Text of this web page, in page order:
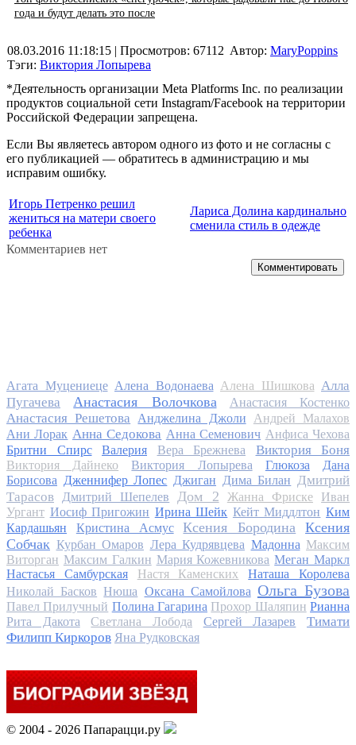
года и будут делать это после
08.03.2016 11:18:15 | Просмотров: 67112
Тэги: Виктория Лопырева
Автор: MaryPoppins
*Деятельность организации Meta Platforms Inc. по реализации
продуктов социальной сети Instagram/Facebook на территории
Российской Федерации запрещена.
Если Вы являетесь автором одного из фото и не согласны с
его публикацией — обратитесь в администрацию и мы
исправим ошибку.
Игорь Петренко решил
жениться на матери своего
ребенка
Лариса Долина кардинально
сменила стиль в одежде
Комментариев нет
Комментировать
Агата Муцениеце Алена Водонаева Алена Шишкова Алла
Пугачева
Анастасия Волочкова Анастасия Костенко
Анастасия Решетова Анджелина Джоли
Андрей Малахов
Ани Лорак Анна Седокова Анна Семенович Анфиса Чехова
Бритни Спирс
Валерия Вера Брежнева Виктория Боня
Виктория Дайнеко Виктория Лопырева Глюкоза
Дана
Борисова Дженнифер Лопес Джиган Дима Билан
Дмитрий
Тарасов
Дмитрий Шепелев Дом 2 Жанна Фриске
Иван
Ургант Иосиф Пригожин Ирина Шейк Кейт Миддлтон Ким
Кардашьян
Кристина Асмус Ксения Бородина
Ксения
Собчак Курбан Омаров Лера Кудрявцева Мадонна Максим
Виторган Максим Галкин Мария Кожевникова Меган Маркл
Настасья Самбурская
Настя Каменских
Наташа Королева
Николай Басков Нюша Оксана Самойлова Ольга Бузова
Павел Прилучный Полина Гагарина Прохор Шаляпин Рианна
Рита Дакота
Светлана Лобода Сергей Лазарев
Тимати
Филипп Киркоров Яна Рудковская
© 2004 - 2026 Папарацци.ру